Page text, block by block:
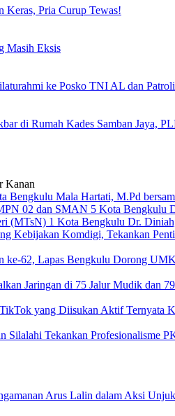
Pria Curup Tewas!
Masih Eksis
ke Posko TNI AL dan
di Rumah Kades Samban Jaya,
02 dan SMAN 5 Kota Bengkulu
Kebijakan Komdigi, Tekankan
ke-62, Lapas Bengkulu Dorong
Jaringan di 75 Jalur Mudik dan
yang Diisukan Aktif Ternyata
Silalahi Tekankan Profesionalisme
Arus Lalin dalam Aksi